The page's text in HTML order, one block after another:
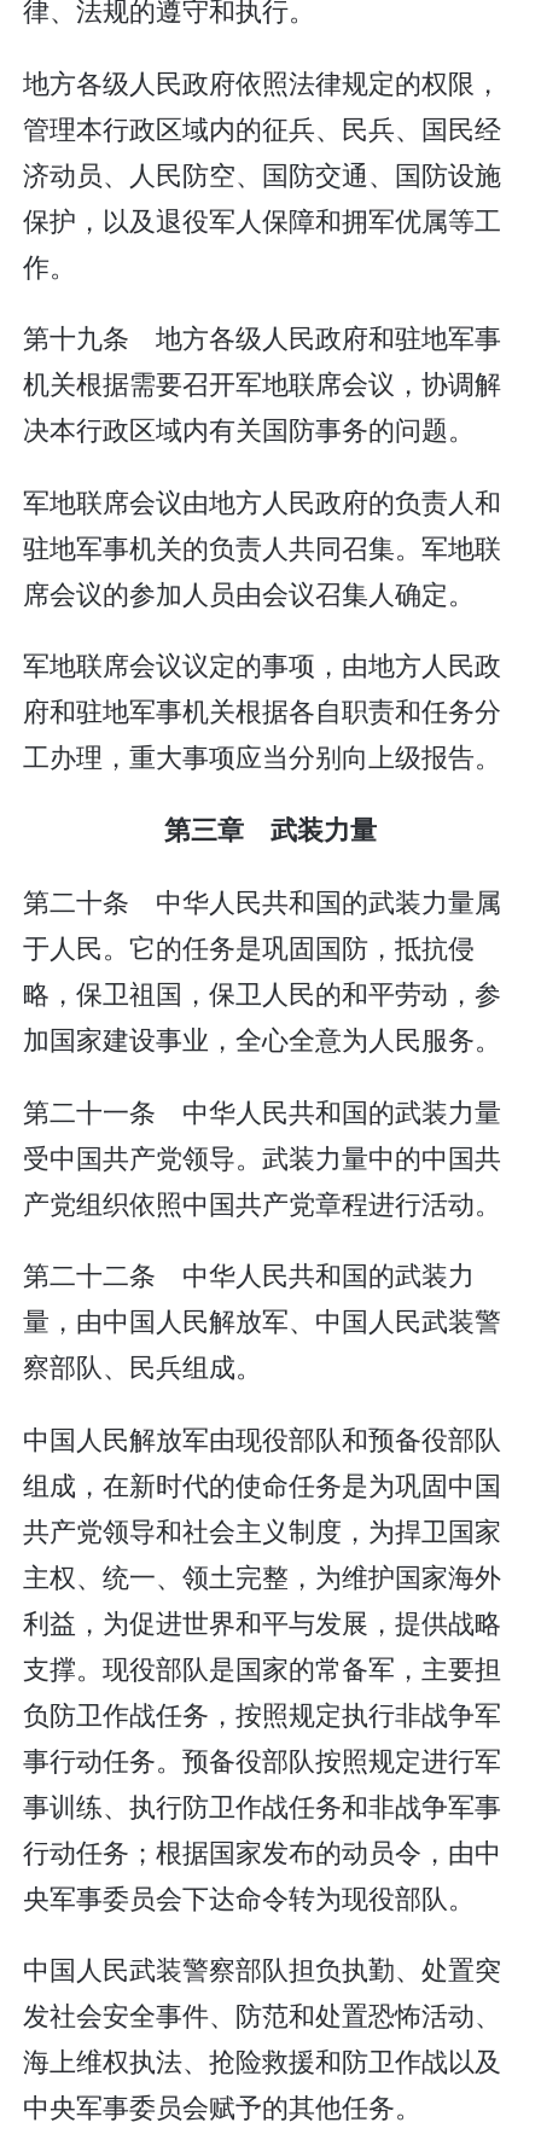
律、法规的遵守和执行。
地方各级人民政府依照法律规定的权限，
管理本行政区域内的征兵、民兵、国民经
济动员、人民防空、国防交通、国防设施
保护，以及退役军人保障和拥军优属等工
作。
第十九条 地方各级人民政府和驻地军事
机关根据需要召开军地联席会议，协调解
决本行政区域内有关国防事务的问题。
军地联席会议由地方人民政府的负责人和
驻地军事机关的负责人共同召集。军地联
席会议的参加人员由会议召集人确定。
军地联席会议议定的事项，由地方人民政
府和驻地军事机关根据各自职责和任务分
工办理，重大事项应当分别向上级报告。
第三章 武装力量
第二十条 中华人民共和国的武装力量属
于人民。它的任务是巩固国防，抵抗侵
略，保卫祖国，保卫人民的和平劳动，参
加国家建设事业，全心全意为人民服务。
第二十一条 中华人民共和国的武装力量
受中国共产党领导。武装力量中的中国共
产党组织依照中国共产党章程进行活动。
第二十二条 中华人民共和国的武装力
量，由中国人民解放军、中国人民武装警
察部队、民兵组成。
中国人民解放军由现役部队和预备役部队
组成，在新时代的使命任务是为巩固中国
共产党领导和社会主义制度，为捍卫国家
主权、统一、领土完整，为维护国家海外
利益，为促进世界和平与发展，提供战略
支撑。现役部队是国家的常备军，主要担
负防卫作战任务，按照规定执行非战争军
事行动任务。预备役部队按照规定进行军
事训练、执行防卫作战任务和非战争军事
行动任务；根据国家发布的动员令，由中
央军事委员会下达命令转为现役部队。
中国人民武装警察部队担负执勤、处置突
发社会安全事件、防范和处置恐怖活动、
海上维权执法、抢险救援和防卫作战以及
中央军事委员会赋予的其他任务。